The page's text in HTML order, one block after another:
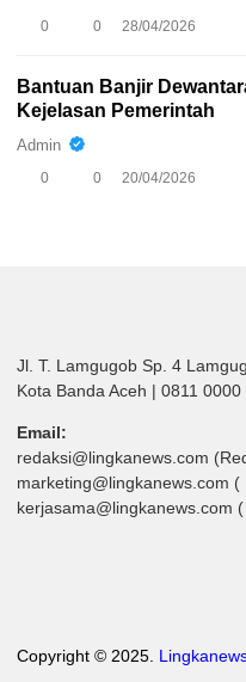
0 0 28/04/2026
Bantuan Banjir
Kejelasan Pemerintah
Admin
0 0 20/04/2026
Jl. T. Lamgugob Sp. 4
Kota Banda Aceh | 0811 0000
Email:
redaksi@lingkanews.com
marketing@lingkanews.com (
kerjasama@lingkanews.com
Copyright © 2025.